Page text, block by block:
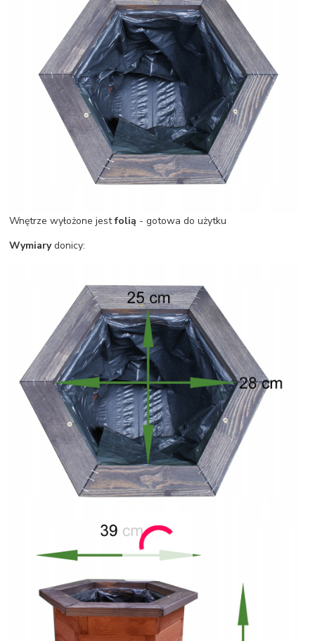
Wnętrze wyłożone jestfolią - gotowa do użytku
Wymiarydonicy: